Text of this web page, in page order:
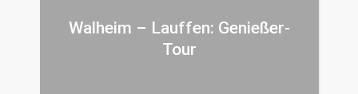
Walheim – Lauffen: Genießer-
Tour